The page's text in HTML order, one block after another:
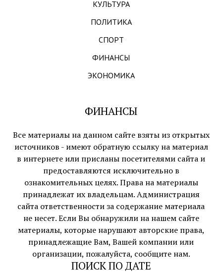
КУЛЬТУРА
ПОЛИТИКА
СПОРТ
ФИНАНСЫ
ЭКОНОМИКА
ФИНАНСЫ
Все материалы на данном сайте взяты из открытых
источников - имеют обратную ссылку на материал
в интернете или присланы посетителями сайта и
предоставляются исключительно в
ознакомительных целях. Права на материалы
принадлежат их владельцам. Администрация
сайта ответственности за содержание материала
не несет. Если Вы обнаружили на нашем сайте
материалы, которые нарушают авторские права,
принадлежащие Вам, Вашей компании или
организации, пожалуйста, сообщите нам.
ПОИСК ПО ДАТЕ